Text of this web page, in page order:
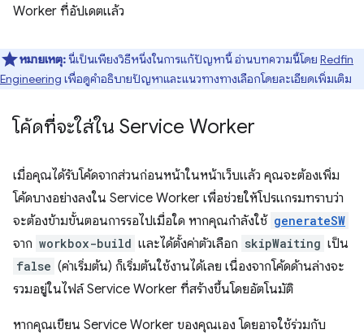
Worker ที่อัปเดตแล้ว
หมายเหตุ:นี่เป็นเพียงวิธีหนึ่งในการแก้ปัญหานี้ อ่านบทความนี้โดย Redfin
Engineering เพื่อดูคำอธิบายปัญหาและแนวทางทางเลือกโดยละเอียดเพิ่มเติม
โค้ดที่จะใส่ใน Service Worker
เมื่อคุณได้รับโค้ดจากส่วนก่อนหน้าในหน้าเว็บแล้ว คุณจะต้องเพิ่ม
โค้ดบางอย่างลงใน Service Worker เพื่อช่วยให้โปรแกรมทราบว่า
จะต้องข้ามขั้นตอนการรอไปเมื่อใด หากคุณกำลังใช้ generateSW
จาก workbox-build และได้ตั้งค่าตัวเลือก skipWaiting เป็น
false (ค่าเริ่มต้น) ก็เริ่มต้นใช้งานได้เลย เนื่องจากโค้ดด้านล่างจะ
รวมอยู่ในไฟล์ Service Worker ที่สร้างขึ้นโดยอัตโนมัติ
หากคุณเขียน Service Worker ของคุณเอง โดยอาจใช้ร่วมกับ